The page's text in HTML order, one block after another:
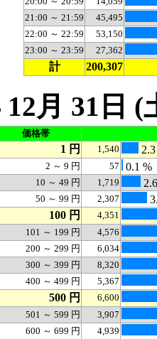
21:00 ～ 21:59
45,495
22:00 ～ 22:59
53,150
23:00 ～ 23:59
27,362
計 200,307
12月 31日
価格帯
1 円 1,540
2 ～ 9 円 57 0.1 %
10 ～ 49 円 1,719
50 ～ 99 円 2,307
100 円
4,351
101 ～ 199 円
4,576
200 ～ 299 円
6,034
300 ～ 399 円
8,320
400 ～ 499 円
5,367
500 円
6,600
501 ～ 599 円
3,907
600 ～ 699 円
4,939